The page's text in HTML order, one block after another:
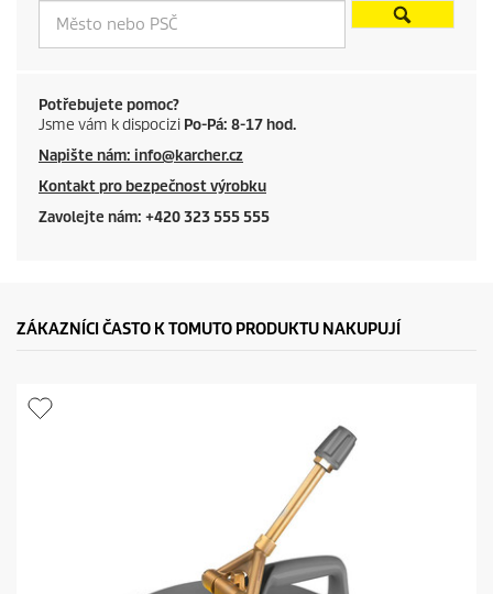
Potřebujete pomoc?
Jsme vám k dispocizi Po-Pá: 8-17 hod.
Napište nám: info@karcher.cz
Kontakt pro bezpečnost výrobku
Zavolejte nám: +420 323 555 555
ZÁKAZNÍCI ČASTO K TOMUTO PRODUKTU NAKUPUJÍ